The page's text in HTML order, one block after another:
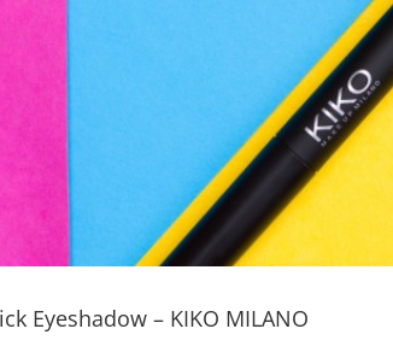
Eyeshadow – KIKO MILANO